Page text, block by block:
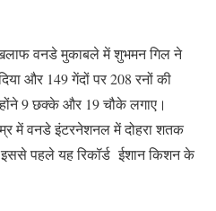
वनडे मुकाबले में शुभमन गिल ने
और 149 गेंदों पर 208 रनों की
9 छक्के और 19 चौके लगाए।
में वनडे इंटरनेशनल में दोहरा शतक
पहले यह रिकॉर्ड ईशान किशन के